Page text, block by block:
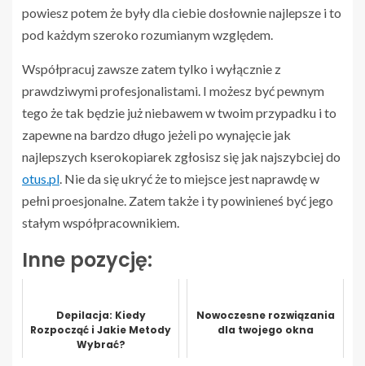
powiesz potem że były dla ciebie dosłownie najlepsze i to
pod każdym szeroko rozumianym względem.
Współpracuj zawsze zatem tylko i wyłącznie z
prawdziwymi profesjonalistami. I możesz być pewnym
tego że tak będzie już niebawem w twoim przypadku i to
zapewne na bardzo długo jeżeli po wynajęcie jak
najlepszych kserokopiarek zgłosisz się jak najszybciej do
otus.pl. Nie da się ukryć że to miejsce jest naprawdę w
pełni proesjonalne. Zatem także i ty powinieneś być jego
stałym współpracownikiem.
Inne pozycję:
Depilacja: Kiedy
Rozpocząć i Jakie Metody
Wybrać?
Nowoczesne rozwiązania
dla twojego okna